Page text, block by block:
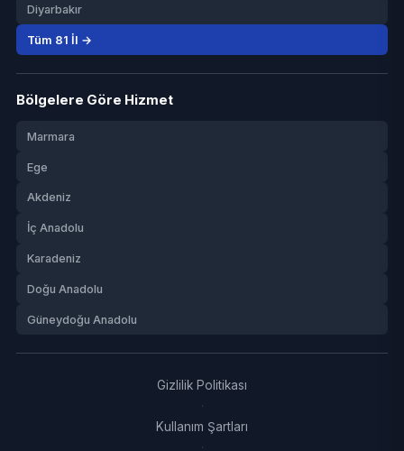
Diyarbakır
Tüm 81 İl →
Bölgelere Göre Hizmet
Marmara
Ege
Akdeniz
İç Anadolu
Karadeniz
Doğu Anadolu
Güneydoğu Anadolu
Gizlilik Politikası
·
Kullanım Şartları
·